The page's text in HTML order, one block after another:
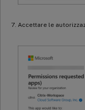
Accettare le